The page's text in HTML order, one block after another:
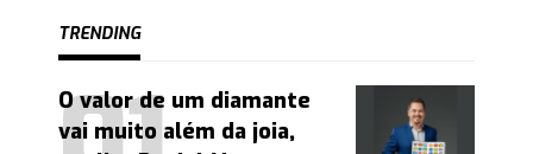
TRENDING
O valor de um diamante
vai muito além da joia,